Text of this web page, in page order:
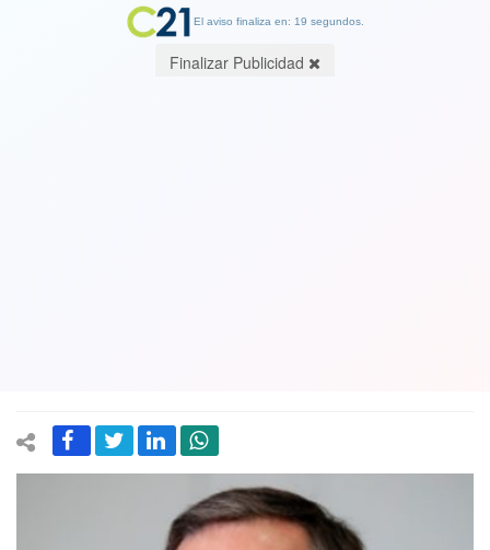
El aviso finaliza en: 19 segundos.
Finalizar Publicidad